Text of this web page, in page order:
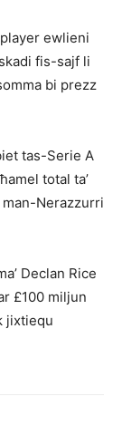
ewlieni
fis-sajf li
bi prezz
tas-Serie A
total ta’
Nerazzurri
Declan Rice
£100 miljun
jixtiequ